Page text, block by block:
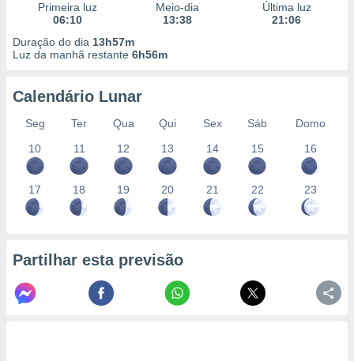
Primeira luz
06:10
Meio-dia
13:38
Última luz
21:06
Duração do dia 13h57m
Luz da manhã restante 6h56m
Calendário Lunar
Seg Ter Qua Qui Sex Sáb
Domo
10
11 12 13 14 15 16
17 18 19 20 21 22 23
Partilhar esta previsão